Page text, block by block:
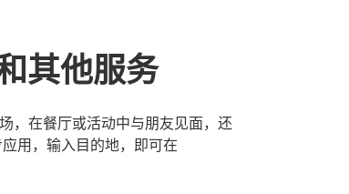
其他服务
，在餐厅或活动中与朋友见面，还
用，输入目的地，即可在